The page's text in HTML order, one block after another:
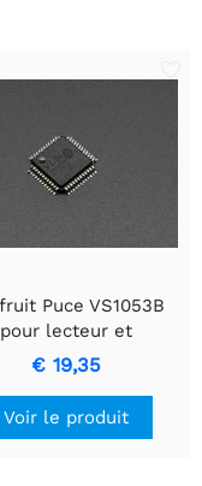
Puce VS1053B
pour lecteur et
enregistreur
WAV/OGG/MIDI
(CODEC)
€ 19,35
Voir le produit